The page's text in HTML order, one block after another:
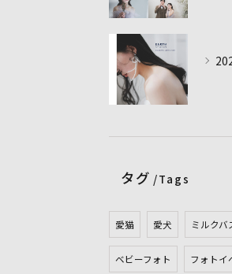
タグ Tags
愛猫 愛犬 ミルクバ
ベビーフォト フォトイ